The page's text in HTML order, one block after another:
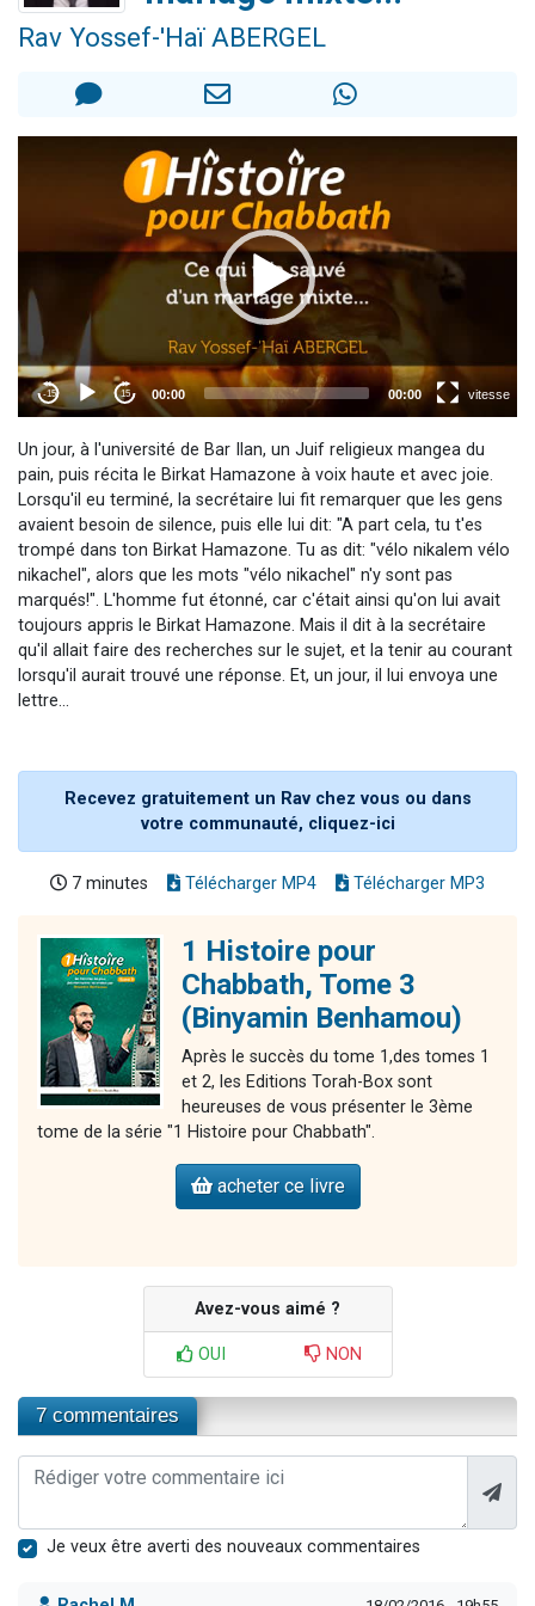
Rav Yossef-'Haï ABERGEL
Un jour, à l'université de Bar Ilan, un Juif religieux mangea du
pain, puis récita le Birkat Hamazone à voix haute et avec joie.
Lorsqu'il eu terminé, la secrétaire lui fit remarquer que les gens
avaient besoin de silence, puis elle lui dit: "A part cela, tu t'es
trompé dans ton Birkat Hamazone. Tu as dit: "vélo nikalem vélo
nikachel", alors que les mots "vélo nikachel" n'y sont pas
marqués!". L'homme fut étonné, car c'était ainsi qu'on lui avait
toujours appris le Birkat Hamazone. Mais il dit à la secrétaire
qu'il allait faire des recherches sur le sujet, et la tenir au courant
lorsqu'il aurait trouvé une réponse. Et, un jour, il lui envoya une
lettre...
Recevez gratuitement un Rav chez vous ou dans
votre communauté, cliquez-ici
7 minutes Télécharger MP4 Télécharger MP3
1 Histoire pour
Chabbath, Tome 3
(Binyamin Benhamou)
Après le succès du tome 1,des tomes 1
et 2, les Editions Torah-Box sont
heureuses de vous présenter le 3ème
tome de la série "1 Histoire pour Chabbath".
acheter ce livre
Avez-vous aimé ?
OUI NON
7 commentaires
Je veux être averti des nouveaux commentaires